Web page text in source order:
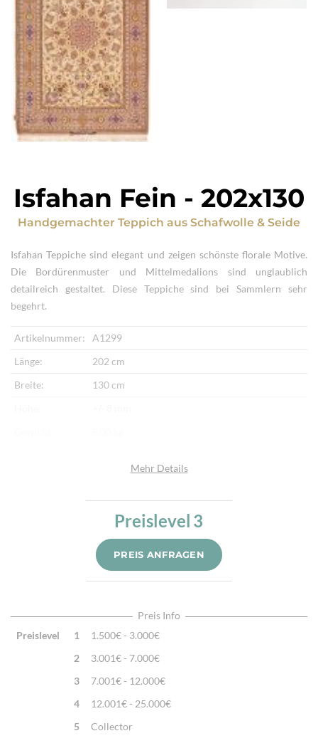
Isfahan Fein - 202x130
Handgemachter Teppich aus Schafwolle & Seide
Isfahan Teppiche sind elegant und zeigen schönste florale Motive.
Die Bordürenmuster und Mittelmedalions sind unglaublich
detailreich gestaltet. Diese Teppiche sind bei Sammlern sehr
begehrt.
Artikelnummer:
A1299
Länge:
202 cm
Breite:
130 cm
Seide
850.000/m²
Sehr fein per Hand geknüpft
Traditionelle Machart
Mehr Details
Preislevel 3
PREIS ANFRAGEN
Preis Info
Preislevel
1
1.500€ - 3.000€
2
3.001€ - 7.000€
3
7.001€ - 12.000€
4
12.001€ - 25.000€
5
Collector